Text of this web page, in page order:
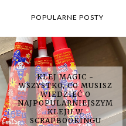
POPULARNE POSTY
KLEJ MAGIC -
WSZYSTKO, CO MUSISZ
WIEDZIEĆ O
NAJPOPULARNIEJSZYM
KLEJU W
SCRAPBOOKINGU